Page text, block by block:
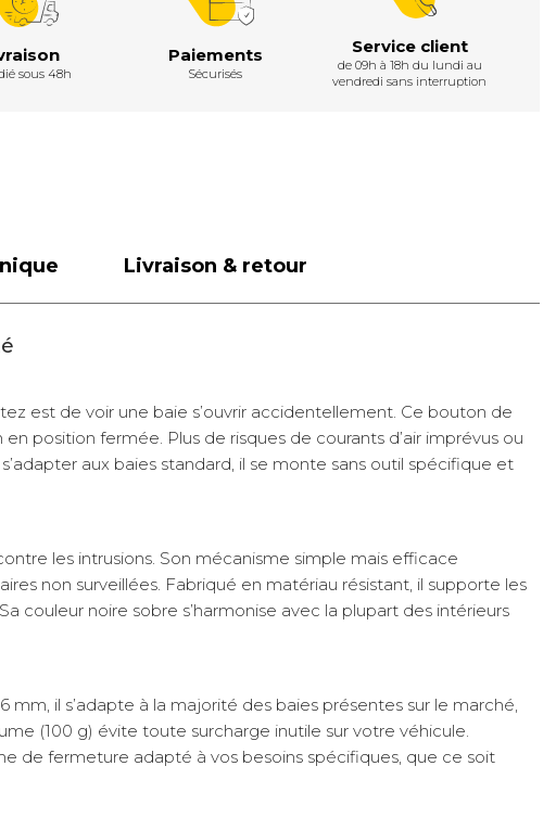
sous 48h
Paiements
Sécurisés
Service client
de 09h à 18h du lundi au
vendredi sans interruption
Livraison & retour
est de voir une baie s’ouvrir accidentellement. Ce bouton de
position fermée. Plus de risques de courants d’air imprévus ou
aux baies standard, il se monte sans outil spécifique et
les intrusions. Son mécanisme simple mais efficace
non surveillées. Fabriqué en matériau résistant, il supporte les
couleur noire sobre s’harmonise avec la plupart des intérieurs
il s’adapte à la majorité des baies présentes sur le marché,
(100 g) évite toute surcharge inutile sur votre véhicule.
de fermeture adapté à vos besoins spécifiques, que ce soit